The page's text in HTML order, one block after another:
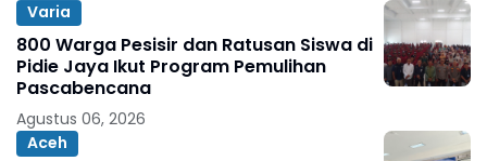
Varia
800 Warga Pesisir dan Ratusan Siswa di
Pidie Jaya Ikut Program Pemulihan
Pascabencana
Agustus 06, 2026
Aceh